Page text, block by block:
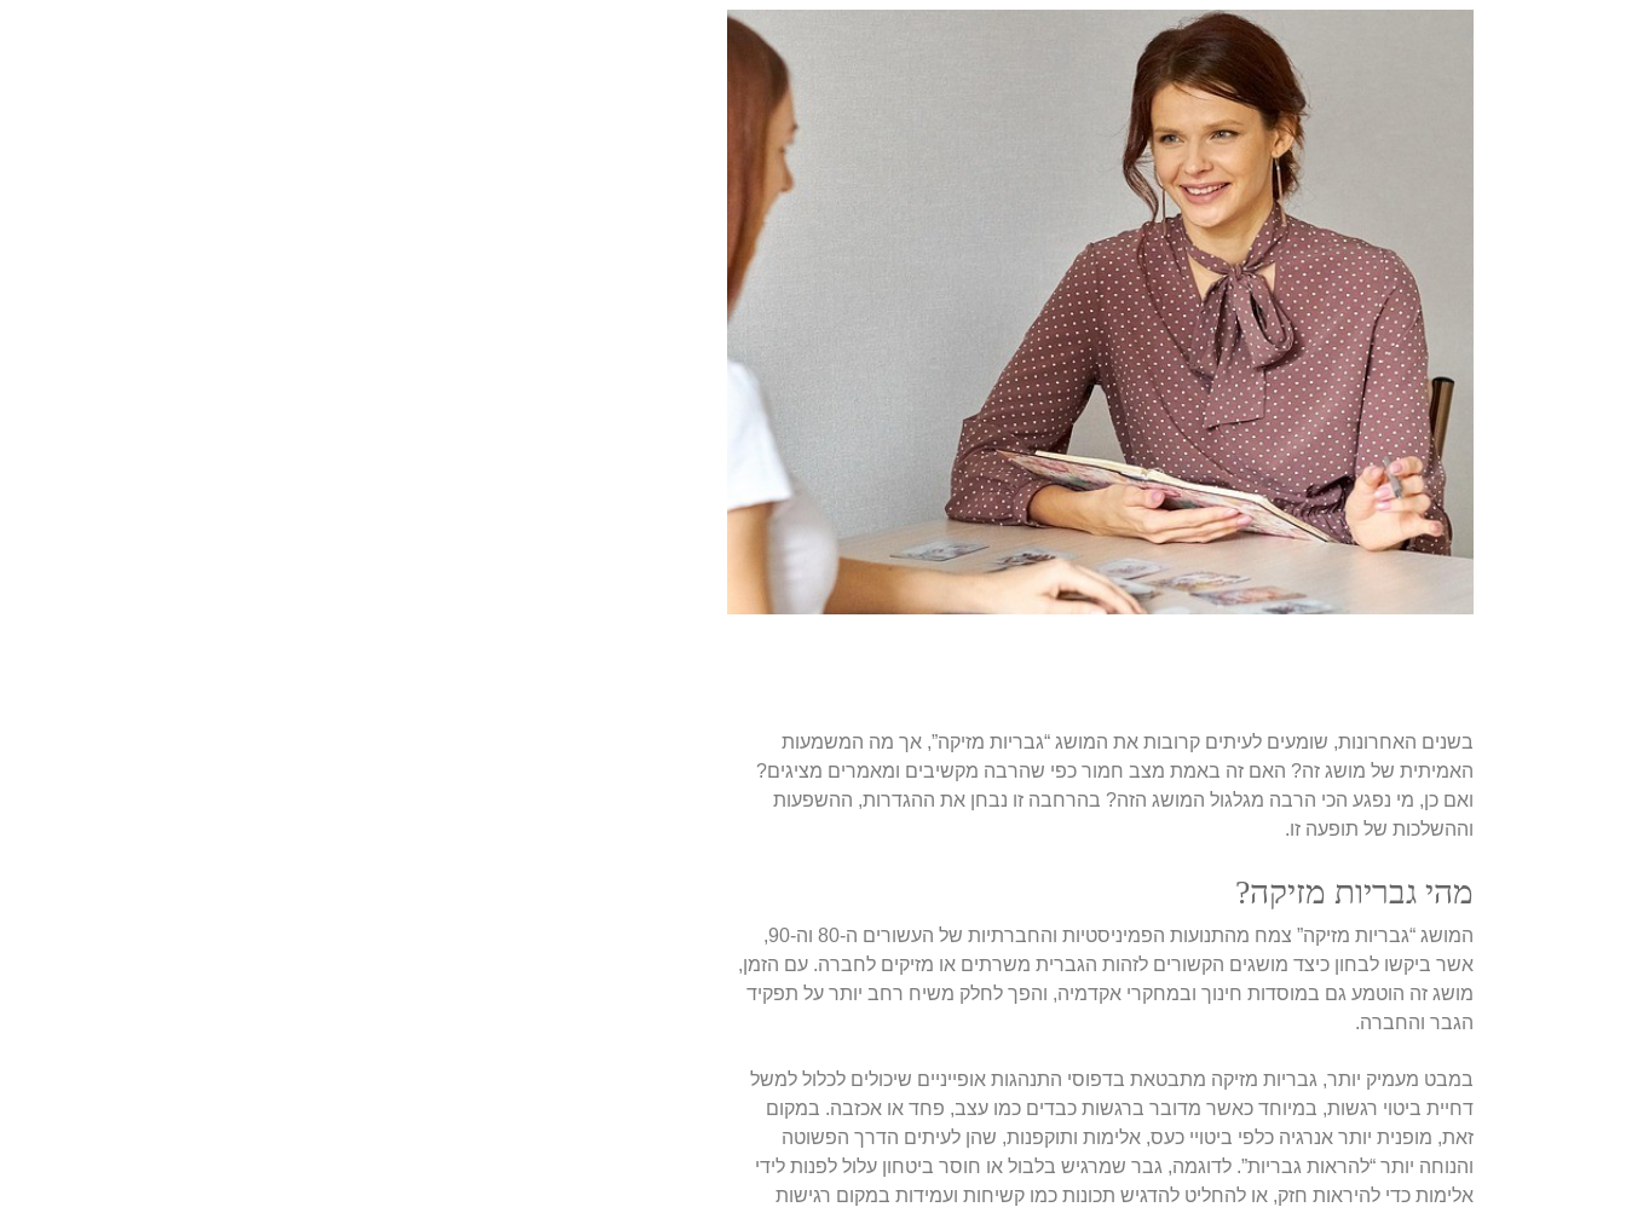
בשנים האחרונות, שומעים לעיתים קרובות את המושג “גבריות מזיקה”, אך מה המשמעות
האמיתית של מושג זה? האם זה באמת מצב חמור כפי שהרבה מקשיבים ומאמרים מציגים?
ואם כן, מי נפגע הכי הרבה מגלגול המושג הזה? בהרחבה זו נבחן את ההגדרות, ההשפעות
וההשלכות של תופעה זו.
מהי גבריות מזיקה?
המושג “גבריות מזיקה” צמח מהתנועות הפמיניסטיות והחברתיות של העשורים ה-80 וה-90,
אשר ביקשו לבחון כיצד מושגים הקשורים לזהות הגברית משרתים או מזיקים לחברה. עם הזמן,
מושג זה הוטמע גם במוסדות חינוך ובמחקרי אקדמיה, והפך לחלק משיח רחב יותר על תפקיד
הגבר והחברה.
במבט מעמיק יותר, גבריות מזיקה מתבטאת בדפוסי התנהגות אופייניים שיכולים לכלול למשל
דחיית ביטוי רגשות, במיוחד כאשר מדובר ברגשות כבדים כמו עצב, פחד או אכזבה. במקום
זאת, מופנית יותר אנרגיה כלפי ביטויי כעס, אלימות ותוקפנות, שהן לעיתים הדרך הפשוטה
והנוחה יותר “להראות גבריות”. לדוגמה, גבר שמרגיש בלבול או חוסר ביטחון עלול לפנות לידי
אלימות כדי להיראות חזק, או להחליט להדגיש תכונות כמו קשיחות ועמידות במקום רגישות